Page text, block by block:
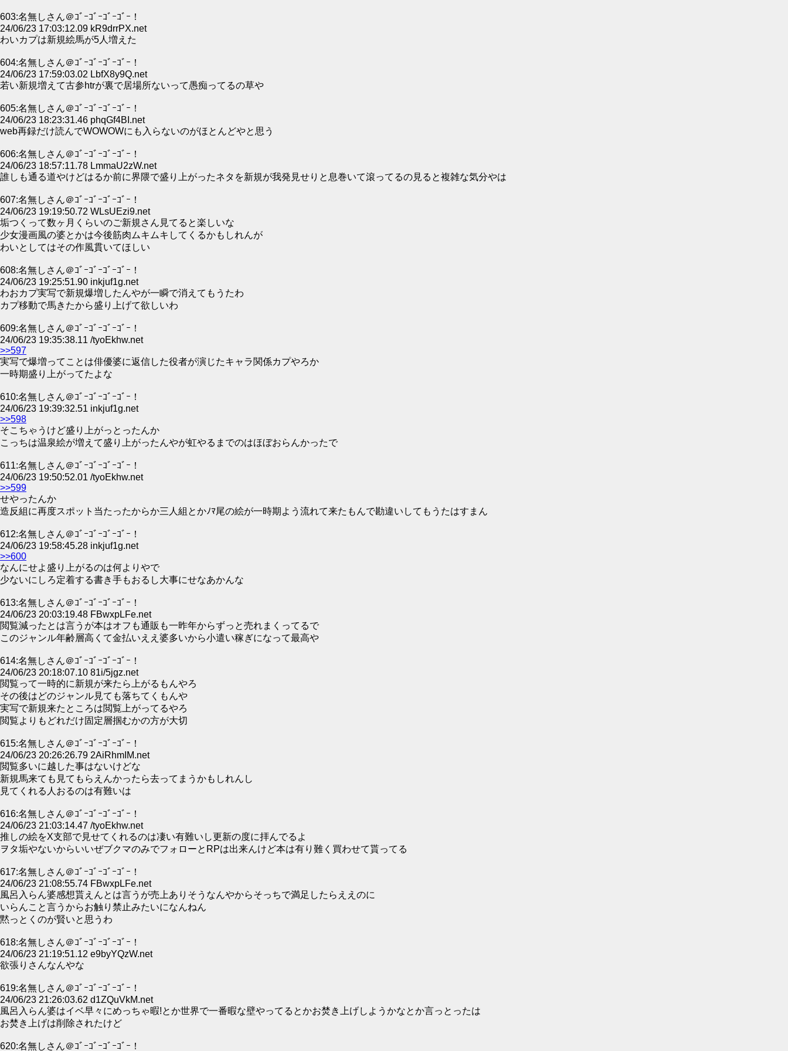
603:名無しさん＠ｺﾞｰｺﾞｰｺﾞｰｺﾞｰ！
24/06/23 17:03:12.09 kR9drrPX.net
わいカプは新規絵馬が5人増えた
604:名無しさん＠ｺﾞｰｺﾞｰｺﾞｰｺﾞｰ！
24/06/23 17:59:03.02 LbfX8y9Q.net
若い新規増えて古参htrが裏で居場所ないって愚痴ってるの草や
605:名無しさん＠ｺﾞｰｺﾞｰｺﾞｰｺﾞｰ！
24/06/23 18:23:31.46 phqGf4BI.net
web再録だけ読んでWOWOWにも入らないのがほとんどやと思う
606:名無しさん＠ｺﾞｰｺﾞｰｺﾞｰｺﾞｰ！
24/06/23 18:57:11.78 LmmaU2zW.net
誰しも通る道やけどはるか前に界隈で盛り上がったネタを新規が我発見せりと息巻いて滾ってるの見ると複雑な気分やは
607:名無しさん＠ｺﾞｰｺﾞｰｺﾞｰｺﾞｰ！
24/06/23 19:19:50.72 WLsUEzi9.net
垢つくって数ヶ月くらいのご新規さん見てると楽しいな
少女漫画風の婆とかは今後筋肉ムキムキしてくるかもしれんが
わいとしてはその作風貫いてほしい
608:名無しさん＠ｺﾞｰｺﾞｰｺﾞｰｺﾞｰ！
24/06/23 19:25:51.90 inkjuf1g.net
わおカプ実写で新規爆増したんやが一瞬で消えてもうたわ
カプ移動で馬きたから盛り上げて欲しいわ
609:名無しさん＠ｺﾞｰｺﾞｰｺﾞｰｺﾞｰ！
24/06/23 19:35:38.11 /tyoEkhw.net
>>597
実写で爆増ってことは俳優婆に返信した役者が演じたキャラ関係カプやろか
一時期盛り上がってたよな
610:名無しさん＠ｺﾞｰｺﾞｰｺﾞｰｺﾞｰ！
24/06/23 19:39:32.51 inkjuf1g.net
>>598
そこちゃうけど盛り上がっとったんか
こっちは温泉絵が増えて盛り上がったんやが虹やるまでのはほぼおらんかったで
611:名無しさん＠ｺﾞｰｺﾞｰｺﾞｰｺﾞｰ！
24/06/23 19:50:52.01 /tyoEkhw.net
>>599
せやったんか
造反組に再度スポット当たったからか三人組とかﾉﾏ尾の絵が一時期よう流れて来たもんで勘違いしてもうたはすまん
612:名無しさん＠ｺﾞｰｺﾞｰｺﾞｰｺﾞｰ！
24/06/23 19:58:45.28 inkjuf1g.net
>>600
なんにせよ盛り上がるのは何よりやで
少ないにしろ定着する書き手もおるし大事にせなあかんな
613:名無しさん＠ｺﾞｰｺﾞｰｺﾞｰｺﾞｰ！
24/06/23 20:03:19.48 FBwxpLFe.net
閲覧減ったとは言うが本はオフも通販も一昨年からずっと売れまくってるで
このジャンル年齢層高くて金払いええ婆多いから小遣い稼ぎになって最高や
614:名無しさん＠ｺﾞｰｺﾞｰｺﾞｰｺﾞｰ！
24/06/23 20:18:07.10 81i/5jgz.net
閲覧って一時的に新規が来たら上がるもんやろ
その後はどのジャンル見ても落ちてくもんや
実写で新規来たところは閲覧上がってるやろ
閲覧よりもどれだけ固定層掴むかの方が大切
615:名無しさん＠ｺﾞｰｺﾞｰｺﾞｰｺﾞｰ！
24/06/23 20:26:26.79 2AiRhmIM.net
閲覧多いに越した事はないけどな
新規馬来ても見てもらえんかったら去ってまうかもしれんし
見てくれる人おるのは有難いは
616:名無しさん＠ｺﾞｰｺﾞｰｺﾞｰｺﾞｰ！
24/06/23 21:03:14.47 /tyoEkhw.net
推しの絵をX支部で見せてくれるのは凄い有難いし更新の度に拝んでるよ
ヲタ垢やないからいいぜブクマのみでフォローとRPは出来んけど本は有り難く買わせて貰ってる
617:名無しさん＠ｺﾞｰｺﾞｰｺﾞｰｺﾞｰ！
24/06/23 21:08:55.74 FBwxpLFe.net
風呂入らん婆感想貰えんとは言うが売上ありそうなんやからそっちで満足したらええのに
いらんこと言うからお触り禁止みたいになんねん
黙っとくのが賢いと思うわ
618:名無しさん＠ｺﾞｰｺﾞｰｺﾞｰｺﾞｰ！
24/06/23 21:19:51.12 e9byYQzW.net
欲張りさんなんやな
619:名無しさん＠ｺﾞｰｺﾞｰｺﾞｰｺﾞｰ！
24/06/23 21:26:03.62 d1ZQuVkM.net
風呂入らん婆はイベ早々にめっちゃ暇!とか世界で一番暇な壁やってるとかお焚き上げしようかなとか言っとったは
お焚き上げは削除されたけど
620:名無しさん＠ｺﾞｰｺﾞｰｺﾞｰｺﾞｰ！